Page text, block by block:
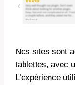
Nos sites sont
tablettes, avec
L’expérience